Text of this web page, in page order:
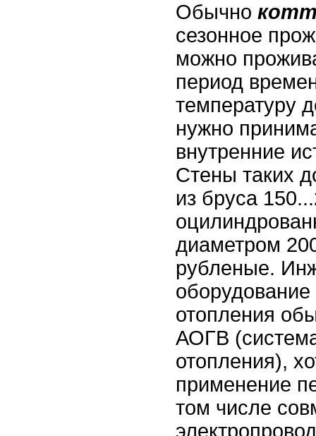
Обычно
сезонное
можно
период
температуру
нужно
внутренние
Стены таких
из бруса
диаметром
рубленые.
отопления
АОГВ
отопления),
применение
том числе